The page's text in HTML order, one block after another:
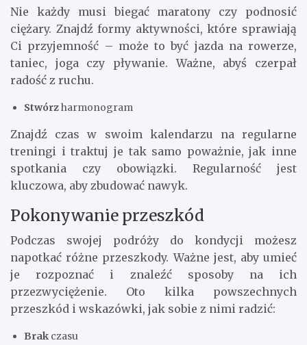
Nie każdy musi biegać maratony czy podnosić
ciężary. Znajdź formy aktywności, które sprawiają
Ci przyjemność – może to być jazda na rowerze,
taniec, joga czy pływanie. Ważne, abyś czerpał
radość z ruchu.
Stwórzharmonogram
Znajdź czas w swoim kalendarzu na regularne
treningi i traktuj je tak samo poważnie, jak inne
spotkania czy obowiązki. Regularność jest
kluczowa, aby zbudować nawyk.
Pokonywanie przeszkód
Podczas swojej podróży do kondycji możesz
napotkać różne przeszkody. Ważne jest, aby umieć
je rozpoznać i znaleźć sposoby na ich
przezwyciężenie. Oto kilka powszechnych
przeszkód i wskazówki, jak sobie z nimi radzić:
Brak czasu